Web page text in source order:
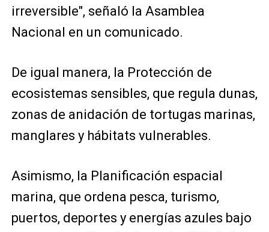
irreversible", señaló la Asamblea
Nacional en un comunicado.
De igual manera, la Protección de
ecosistemas sensibles, que regula dunas,
zonas de anidación de tortugas marinas,
manglares y hábitats vulnerables.
Asimismo, la Planificación espacial
marina, que ordena pesca, turismo,
puertos, deportes y energías azules bajo